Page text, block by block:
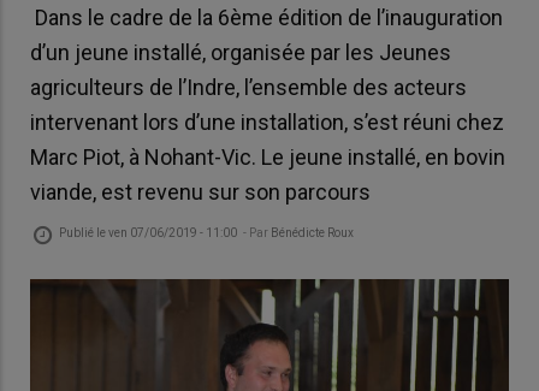
Dans le cadre de la 6ème édition de l’inauguration
d’un jeune installé, organisée par les Jeunes
agriculteurs de l’Indre, l’ensemble des acteurs
intervenant lors d’une installation, s’est réuni chez
Marc Piot, à Nohant-Vic. Le jeune installé, en bovin
viande, est revenu sur son parcours
Publié leven 07/06/2019 - 11:00 - Par Bénédicte Roux